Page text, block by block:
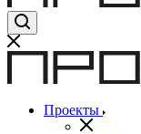
Проекты